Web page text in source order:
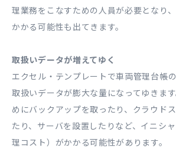
理業務をこなすための人員が必要となり
かかる可能性も出てきます。
取扱いデータが増えてゆく
エクセル・テンプレートで車両管理台帳の
取扱いデータが膨大な量になってゆきま
めにバックアップを取ったり、クラウド
たり、サーバを設置したりなど、イニシ
理コスト）がかかる可能性があります。